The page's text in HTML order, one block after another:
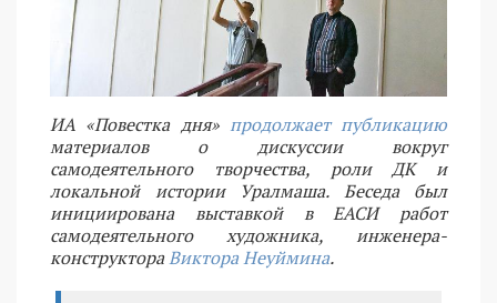
ИА «Повестка дня» продолжает публикацию
материалов о дискуссии вокруг
самодеятельного творчества, роли ДК и
локальной истории Уралмаша. Беседа был
инициирована выставкой в ЕАСИ работ
самодеятельного художника, инженера-
конструктораВиктора Неуймина.